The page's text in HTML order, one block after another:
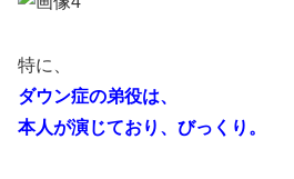
特に、
ダウン症の弟役は、
本人が演じており、びっくり。